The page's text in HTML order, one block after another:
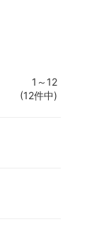
1～12
(12件中)